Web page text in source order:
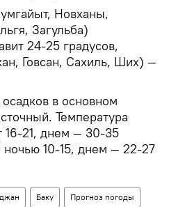
Новханы,
Загульба)
24-25 градусов,
Говсан, Сахиль, Ших) —
в основном
Температура
16-21, днем — 30-35
ночью 10-15, днем — 22-27
Баку Прогноз погоды